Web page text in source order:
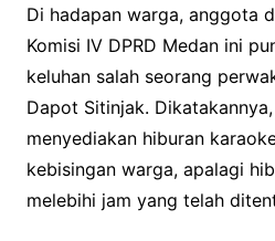
Di hadapan warga, anggota
Komisi IV DPRD Medan ini
keluhan salah seorang
Dapot Sitinjak.
menyediakan hiburan
kebisingan warga, apalagi
melebihi jam yang telah